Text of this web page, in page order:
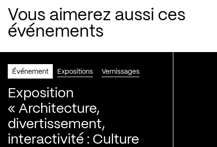
Vous aimerez aussi ces
événements
Événement Expositions Vernissages
Exposition
« Architecture,
divertissement,
interactivité : Culture